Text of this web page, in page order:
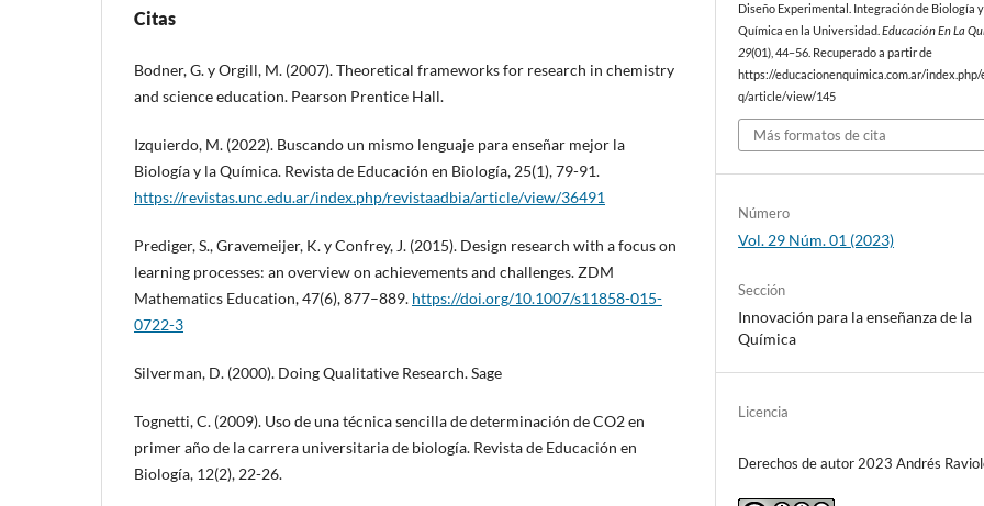
Citas
Bodner, G. y Orgill, M. (2007). Theoretical frameworks for research in chemistry
and science education. Pearson Prentice Hall.
Izquierdo, M. (2022). Buscando un mismo lenguaje para enseñar mejor la
Biología y la Química. Revista de Educación en Biología, 25(1), 79-91.
https://revistas.unc.edu.ar/index.php/revistaadbia/article/view/36491
Prediger, S., Gravemeijer, K. y Confrey, J. (2015). Design research with a focus on
learning processes: an overview on achievements and challenges. ZDM
Mathematics Education, 47(6), 877–889. https://doi.org/10.1007/s11858-015-
0722-3
Silverman, D. (2000). Doing Qualitative Research. Sage
Tognetti, C. (2009). Uso de una técnica sencilla de determinación de CO2 en
primer año de la carrera universitaria de biología. Revista de Educación en
Biología, 12(2), 22-26.
Diseño Experimental. Integración de Biología y
Química en la Universidad.Educación En La
29(01), 44–56. Recuperado a partir de
https://educacionenquimica.com.ar/index.php/
q/article/view/145
Más formatos de cita
Número
Vol. 29 Núm. 01 (2023)
Sección
Innovación para la enseñanza de la
Química
Licencia
Derechos de autor 2023 Andrés